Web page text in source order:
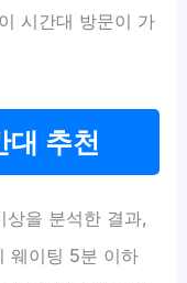
시간대 방문이 가
대 추천
상을 분석한 결과,
웨이팅 5분 이하